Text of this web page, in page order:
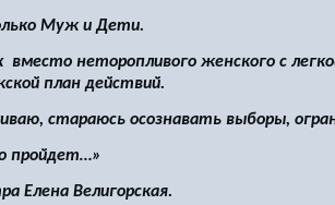
Муж и Дети.
неторопливого женского с
план действий.
стараюсь осознавать выборы,
пройдет…»
Елена Велигорская.